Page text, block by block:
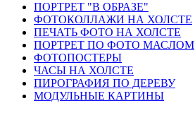
ПОРТРЕТ "В ОБРАЗЕ"
ФОТОКОЛЛАЖИ НА ХОЛСТЕ
ПЕЧАТЬ ФОТО НА ХОЛСТЕ
ПОРТРЕТ ПО ФОТО МАСЛОМ
ФОТОПОСТЕРЫ
ЧАСЫ НА ХОЛСТЕ
ПИРОГРАФИЯ ПО ДЕРЕВУ
МОДУЛЬНЫЕ КАРТИНЫ